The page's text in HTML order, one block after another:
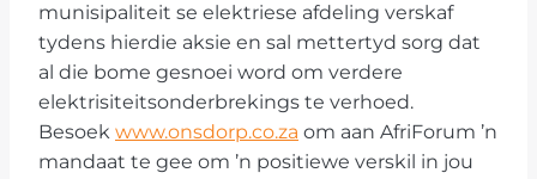
munisipaliteit se elektriese afdeling verskaf
tydens hierdie aksie en sal mettertyd sorg dat
al die bome gesnoei word om verdere
elektrisiteitsonderbrekings te verhoed.
Besoek www.onsdorp.co.za om aan AfriForum ’n
mandaat te gee om ’n positiewe verskil in jou